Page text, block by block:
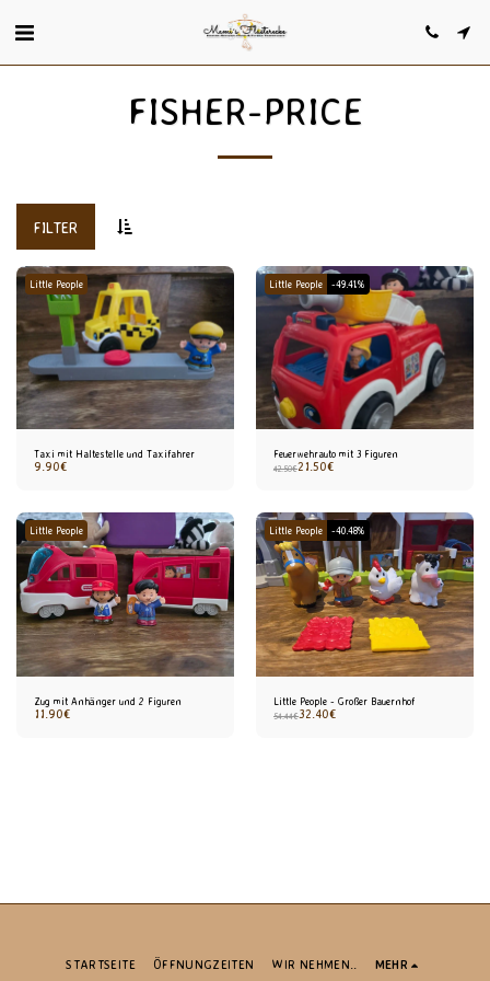
FISHER-PRICE
FILTER
Little People
Taxi mit Haltestelle und Taxifahrer
9.90€
Little People -49.41%
Feuerwehrauto mit 3 Figuren
42.50€21.50€
Little People
Zug mit Anhänger und 2 Figuren
11.90€
Little People -40.48%
Little People - Großer Bauernhof
54.44€32.40€
STARTSEITE ÖFFNUNGZEITEN WIR NEHMEN.. MEHR